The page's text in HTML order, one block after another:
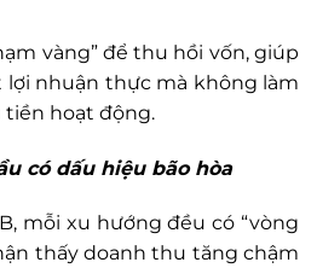
vàng” để thu hồi vốn, giúp
nhuận thực mà không làm
hoạt động.
có dấu hiệu bão hòa
mỗi xu hướng đều có “vòng
thấy doanh thu tăng chậm